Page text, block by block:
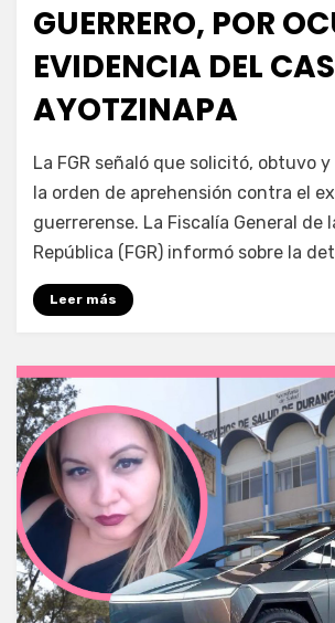
GUERRERO, POR
EVIDENCIA DEL
AYOTZINAPA
porFernando Miranda Servín
La FGR señaló que solicitó, obtuvo
la orden de aprehensión contra el
guerrerense. La Fiscalía General de
República (FGR) informó sobre la
Leer más